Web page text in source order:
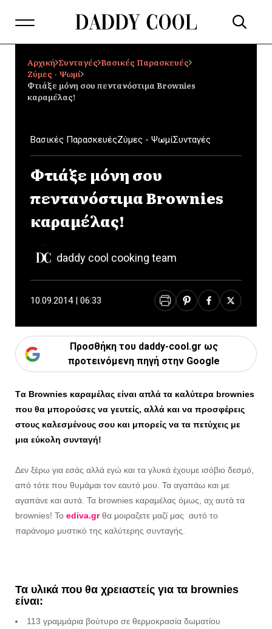
Αρχική Συνταγές Βασικές Παρασκευές
Ζύμες - Ψωμί
Φτιάξε μόνη σου πεντανόστιμα Brownies
καραμέλας!
Βασικές ΠαρασκευέςΖύμες - ΨωμίΣυνταγές
Φτιάξε μόνη σου
πεντανόστιμα Brownies
καραμέλας!
daddy cool cooking team
10.09.2014 | 06:33
Προσθήκη του daddy-cool.gr ως
προτεινόμενη πηγή στην Google
Tα Brownies καραμέλας είναι απλά τα καλύτερα brownies
που θα μπορούσες να γευτείς, αλλά και να προσφέρεις
στους καλεσμένους σου και μπορείς να τα πετύχεις με
μια εύκολη συνταγή!
Δεν ξέρω για εσάς αλλά εγώ και τα γλυκά έχουμε ισόβιο δεσμό,
από τότε που θυμάμαι τον εαυτό μου. Τα αγαπάω και με
αγαπάνε και αυτά. Τα brownies καραμέλας όμως, αχ αυτά τα
brownies! Το ediva.grθα μοιραζετε μαζί μας αυτό το
παράνομο μυστικό της καλύτερης συνταγής.
Τα υλικά που θα χρειαστείς για τα brownies
είναι:
113 γραμμάρια βούτυρο σε θερμοκρασία δωματίου